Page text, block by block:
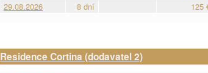
29.08.2026
8 dní 125
Residence Cortina (dodavatel 2)